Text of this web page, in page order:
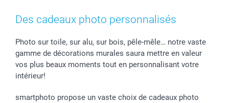
Cadres photo & accessoires déco
Stickers & Etiquettes
Chèque Cadeau
Mentions Légales
Affiliation
Investor Relations
B2B smartbusiness
Fête des Mères
Confirmation ou communion
Mariage
Fête d'anniversaire
Tous les évènements
Tarifs et frais de livraison
Livraison en 48 heures
Modes de Paiement
Identifiez-vous
Statut de ma commande
Des cadeaux photo personnalisés
Photo sur toile, sur alu, sur bois, pêle-mêle… notre vaste
gamme de décorations murales saura mettre en valeur
vos plus beaux moments tout en personnalisant votre
intérieur!
smartphoto propose un vaste choix de cadeaux photo